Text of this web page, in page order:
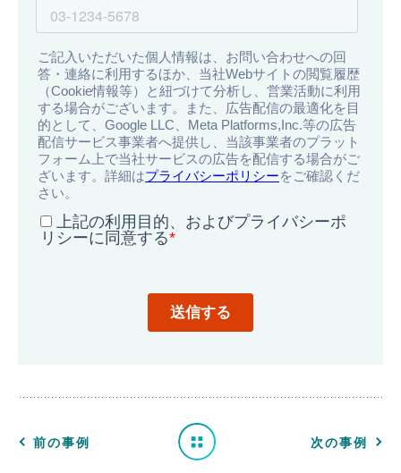
前の事例
例
一 次の事例